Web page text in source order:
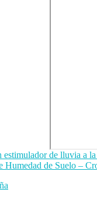
de lluvia a
Humedad de Suelo –